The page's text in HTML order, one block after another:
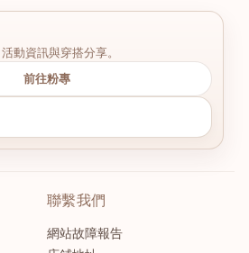
動資訊與穿搭分享。
前往粉專
聯繫我們
網站故障報告